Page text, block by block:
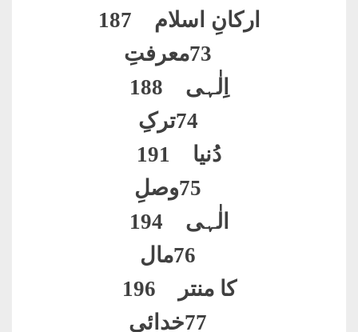
ارکانِ اسلام 187
73معرفتِ
اِلٰہی 188
74ترکِ
دُنیا 191
75وصلِ
الٰہی 194
76مال
کا منتر 196
77خدائی